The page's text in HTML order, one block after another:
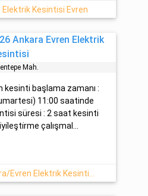
Elektrik Kesintisi Evren
Ankara Evren Elektrik
Mah.
kesinti başlama zamanı :
11:00 saatinde
süresi : 2 saat kesinti
çalışmal...